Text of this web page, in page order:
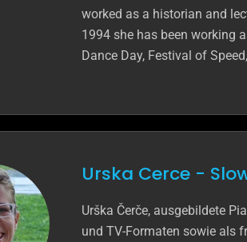
worked as a historian and
1994 she has been working
Dance Day, Festival of
Urska Cerce -
Urška Čerče, ausgebildete
und TV-Formaten sowie als